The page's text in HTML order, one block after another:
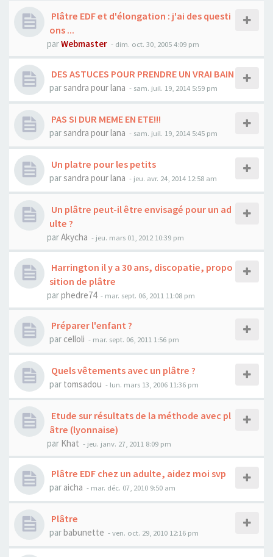
Plâtre EDF et d'élongation : j'ai des questi
ons ...
parWebmaster - dim. oct. 30, 2005 4:09 pm
DES ASTUCES POUR PRENDRE UN VRAI BAIN
parsandra pour lana - sam. juil. 19, 2014 5:59 pm
PAS SI DUR MEME EN ETE!!!
parsandra pour lana - sam. juil. 19, 2014 5:45 pm
Un platre pour les petits
parsandra pour lana - jeu. avr. 24, 2014 12:58 am
Un plâtre peut-il être envisagé pour un ad
ulte ?
parAkycha - jeu. mars 01, 2012 10:39 pm
Harrington il y a 30 ans, discopatie, propo
sition de plâtre
parphedre74 - mar. sept. 06, 2011 11:08 pm
Préparer l'enfant ?
par celloli - mar. sept. 06, 2011 1:56 pm
Quels vêtements avec un plâtre ?
par tomsadou - lun. mars 13, 2006 11:36 pm
Etude sur résultats de la méthode avec pl
âtre (lyonnaise)
par Khat - jeu. janv. 27, 2011 8:09 pm
Plâtre EDF chez un adulte, aidez moi svp
par aicha - mar. déc. 07, 2010 9:50 am
Plâtre
parbabunette - ven. oct. 29, 2010 12:16 pm